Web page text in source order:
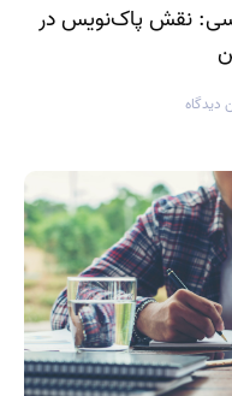
نقش پاک‌نویس در
دیدگاه